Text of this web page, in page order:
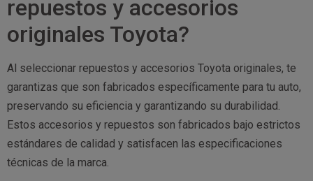
repuestos y accesorios
originales Toyota?
Al seleccionar repuestos y accesorios Toyota originales, te
garantizas que son fabricados específicamente para tu auto,
preservando su eficiencia y garantizando su durabilidad.
Estos accesorios y repuestos son fabricados bajo estrictos
estándares de calidad y satisfacen las especificaciones
técnicas de la marca.